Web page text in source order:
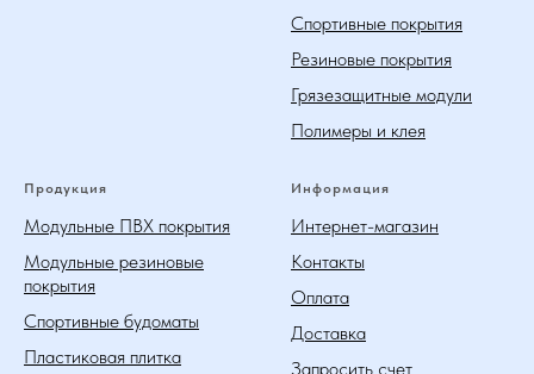
Спортивные покрытия
Резиновые покрытия
Грязезащитные модули
Полимеры и клея
Продукция
Модульные ПВХ покрытия
Модульные резиновые
покрытия
Спортивные будоматы
Пластиковая плитка
Информация
Интернет-магазин
Контакты
Оплата
Доставка
Запросить счет